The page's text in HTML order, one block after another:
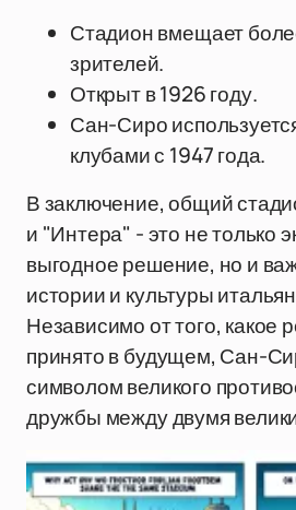
Стадион вмещает
зрителей.
Открыт в 1926 году.
Сан-Сиро
клубами с 1947 года.
В заключение, общий
и "Интера" - это не только
выгодное решение, но и
истории и культуры
Независимо от того, какое
принято в будущем, Сан-
символом великого
дружбы между двумя